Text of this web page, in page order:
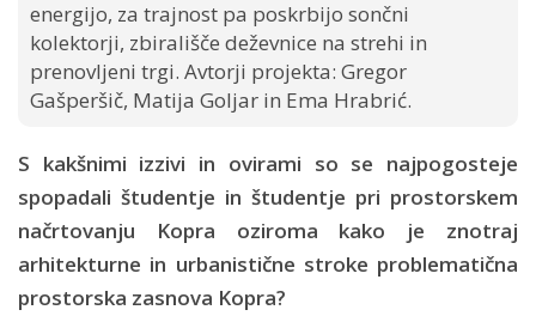
energijo, za trajnost pa poskrbijo sončni
kolektorji, zbirališče deževnice na strehi in
prenovljeni trgi. Avtorji projekta: Gregor
Gašperšič, Matija Goljar in Ema Hrabrić.
S kakšnimi izzivi in ovirami so se najpogosteje
spopadali študentje in študentje pri prostorskem
načrtovanju Kopra oziroma kako je znotraj
arhitekturne in urbanistične stroke problematična
prostorska zasnova Kopra?